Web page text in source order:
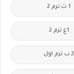
1 ث ترم 2
1ع ترم 2
2 ب ترم اول